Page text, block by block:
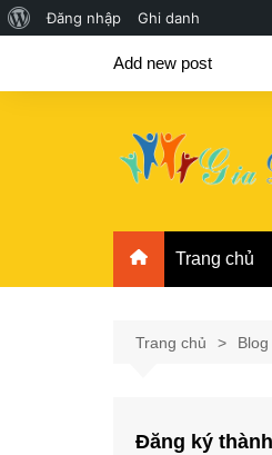
Giới
về
Đăng nhập Ghi danh
Add new post
Trang chủ
Trang chủ Blog
Đăng ký